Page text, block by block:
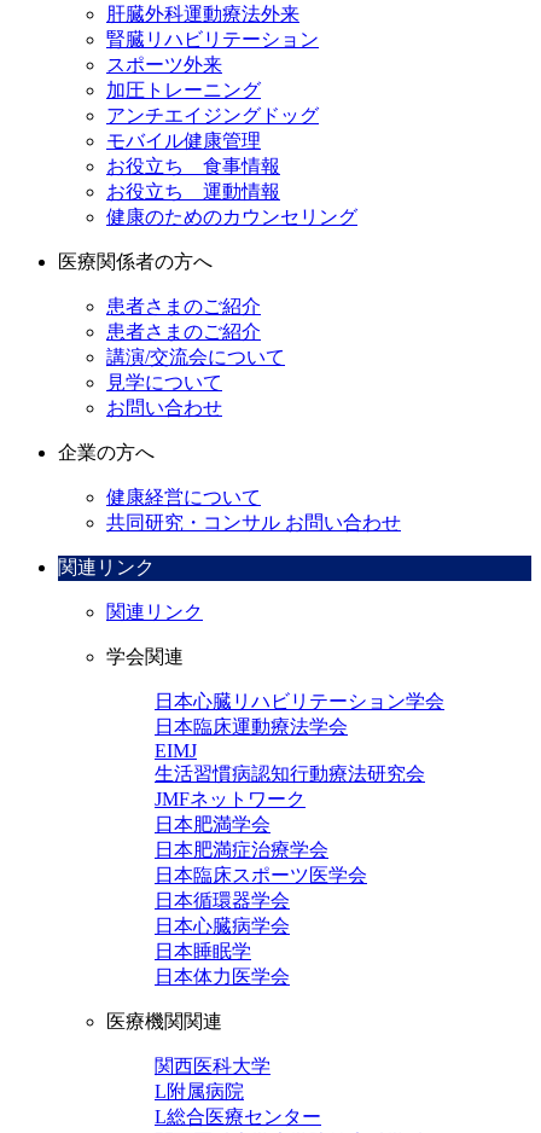
肝臓外科運動療法外来
腎臓リハビリテーション
スポーツ外来
加圧トレーニング
アンチエイジングドッグ
モバイル健康管理
お役立ち 食事情報
お役立ち 運動情報
健康のためのカウンセリング
医療関係者の方へ
患者さまのご紹介
患者さまのご紹介
講演/交流会について
見学について
お問い合わせ
企業の方へ
健康経営について
共同研究・コンサル お問い合わせ
関連リンク
関連リンク
学会関連
日本心臓リハビリテーション学会
日本臨床運動療法学会
EIMJ
生活習慣病認知行動療法研究会
JMFネットワーク
日本肥満学会
日本肥満症治療学会
日本臨床スポーツ医学会
日本循環器学会
日本心臓病学会
日本睡眠学
日本体力医学会
医療機関関連
関西医科大学
L附属病院
L総合医療センター